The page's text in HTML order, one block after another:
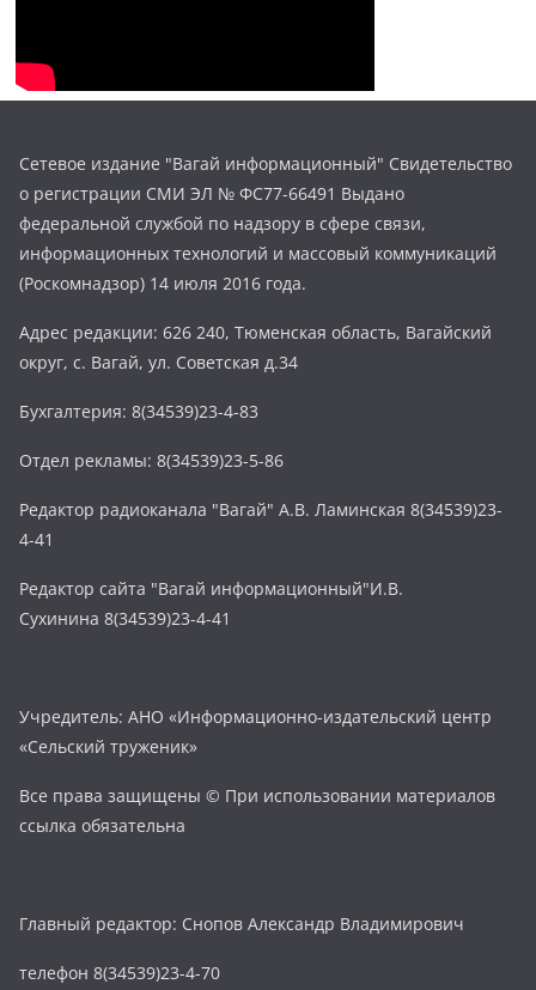
Сетевое издание "Вагай информационный" Свидетельство
о регистрации СМИ ЭЛ № ФС77-66491 Выдано
федеральной службой по надзору в сфере связи,
информационных технологий и массовый коммуникаций
(Роскомнадзор) 14 июля 2016 года.
Адрес редакции: 626 240, Тюменская область, Вагайский
округ, с. Вагай, ул. Советская д.34
Бухгалтерия: 8(34539)23-4-83
Отдел рекламы: 8(34539)23-5-86
Редактор радиоканала "Вагай" А.В. Ламинская 8(34539)23-
4-41
Редактор сайта "Вагай информационный"И.В.
Сухинина 8(34539)23-4-41
Учредитель: АНО «Информационно-издательский центр
«Сельский труженик»
Все права защищены © При использовании материалов
ссылка обязательна
Главный редактор: Снопов Александр Владимирович
телефон 8(34539)23-4-70